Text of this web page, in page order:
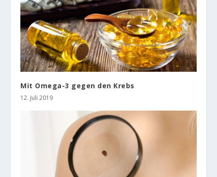
Mit Omega-3 gegen den Krebs
12. Juli 2019